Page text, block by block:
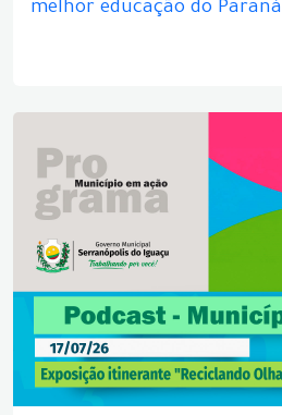
melhor educação do Paraná